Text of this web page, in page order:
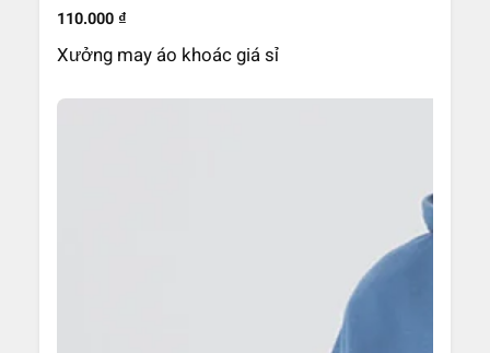
110.000 ₫
Xưởng may áo khoác giá sỉ